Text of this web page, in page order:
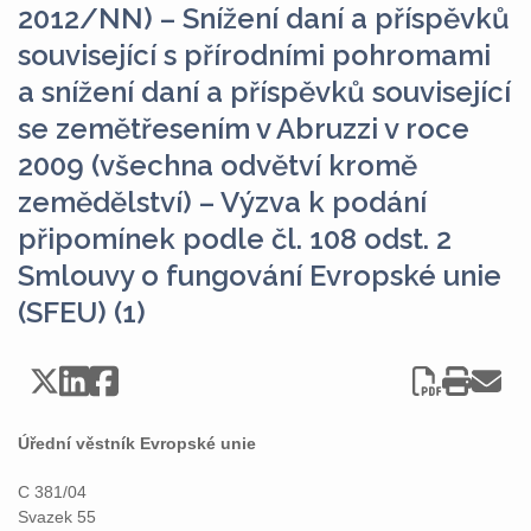
2012/NN) – Snížení daní a příspěvků
související s přírodními pohromami
a snížení daní a příspěvků související
se zemětřesením v Abruzzi v roce
2009 (všechna odvětví kromě
zemědělství) – Výzva k podání
připomínek podle čl. 108 odst. 2
Smlouvy o fungování Evropské unie
(SFEU) (1)
Úřední věstník Evropské unie
C 381/04
Svazek 55